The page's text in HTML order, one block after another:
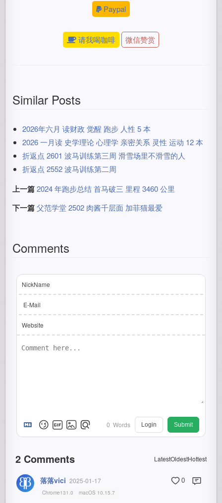
Paypal
请我喝咖啡 微信赞赏
Similar Posts
2026年六月 读财政 觉醒 跑步 人性 5 本
2026 一月读 史学理论 心理学 亲密关系 灵性 运动 12 本
折返点 2601 波马训练第三周 滑雪场里不滑雪的人
折返点 2552 波马训练第二周
上一篇 2024 年跑步总结 首马破三 里程 3460 公里
下一篇 父范学堂 2502 肉酱千层面 加菲猫最爱
Comments
NickName
E-Mail
Website
0 Words Login Submit
2 Comments LatestOldestHottest
落落vici 2025-01-17 0
Chrome131.0 macOS 10.15.7